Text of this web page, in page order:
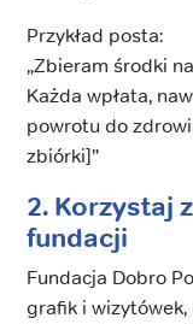
Przykład posta:
„Zbieram środki
Każda wpłata,
powrotu do
zbiórki]”
2. Korzystaj
fundacji
Fundacja Dobro
grafik i